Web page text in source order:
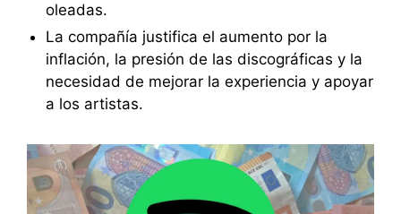
oleadas.
La compañía justifica el aumento por la
inflación, la presión de las discográficas y la
necesidad de mejorar la experiencia y apoyar
a los artistas.